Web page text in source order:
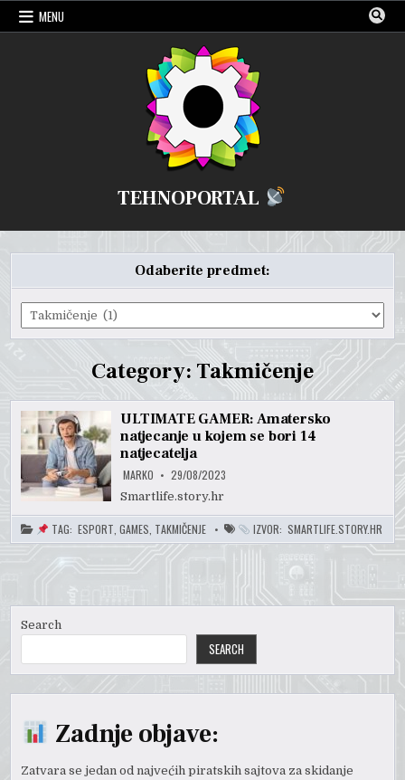
Skip
MENU
TEHNOPORTAL
Odaberite predmet:
Odaberite
predmet:
Category: Takmičenje
ULTIMATE GAMER: Amatersko
natjecanje u kojem se bori 14
natjecatelja
MARKO 29/08/2023
Smartlife.story.hr
TAG: ESPORT GAMES TAKMIČENJE IZVOR: SMARTLIFE.STORY.HR
Search
SEARCH
Zadnje objave:
Zatvara se jedan od najvećih piratskih sajtova za skidanje